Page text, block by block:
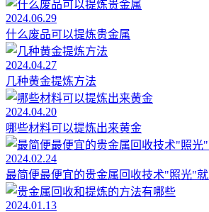
2024.06.29
什么废品可以提炼贵金属
2024.04.27
几种黄金提炼方法
2024.04.20
哪些材料可以提炼出来黄金
2024.02.24
最简便最便宜的贵金属回收技术"照光"
2024.01.13